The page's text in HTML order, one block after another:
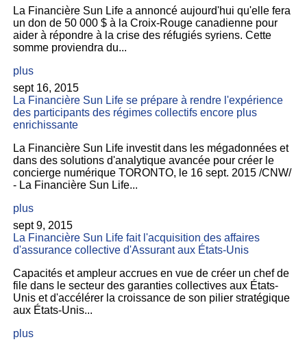
La Financière Sun Life a annoncé aujourd'hui qu'elle fera
un don de 50 000 $ à la Croix-Rouge canadienne pour
aider à répondre à la crise des réfugiés syriens. Cette
somme proviendra du...
plus
sept 16, 2015
La Financière Sun Life se prépare à rendre l'expérience
des participants des régimes collectifs encore plus
enrichissante
La Financière Sun Life investit dans les mégadonnées et
dans des solutions d'analytique avancée pour créer le
concierge numérique TORONTO, le 16 sept. 2015 /CNW/
- La Financière Sun Life...
plus
sept 9, 2015
La Financière Sun Life fait l'acquisition des affaires
d'assurance collective d'Assurant aux États-Unis
Capacités et ampleur accrues en vue de créer un chef de
file dans le secteur des garanties collectives aux États-
Unis et d'accélérer la croissance de son pilier stratégique
aux États-Unis...
plus